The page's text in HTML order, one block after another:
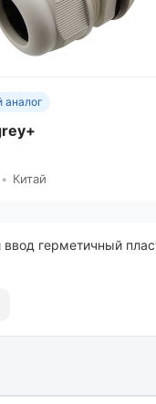
аналог
• Китай
герметичный